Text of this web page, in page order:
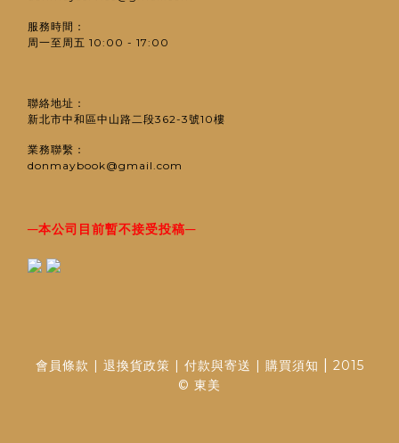
服務時間：
周一至周五 10:00 - 17:00
聯絡地址：
新北市中和區中山路二段362-3號10樓
業務聯繫：
donmaybook@gmail.com
─本公司目前暫不接受投稿─
會員條款 | 退換貨政策 | 付款與寄送 | 購買須知
2015
© 東美